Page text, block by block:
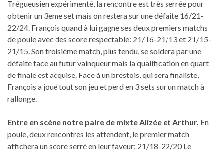
Trégueusien expérimenté, la rencontre est très serrée pour
obtenir un 3eme set mais on restera sur une défaite 16/21-
22/24. François quand à lui gagne ses deux premiers matchs
de poule avec des score respectable: 21/16-21/13 et 21/15-
21/15. Son troisième match, plus tendu, se soldera par une
défaite face au futur vainqueur mais la qualification en quart
de finale est acquise. Face à un brestois, qui sera finaliste,
François a joué tout son jeu et perd en 3 sets sur un match à
rallonge.
Entre en scène notre paire de mixte Alizée et Arthur. En
poule, deux rencontres les attendent, le premier match
affichera un score serré en leur faveur: 21/18-22/20 Le